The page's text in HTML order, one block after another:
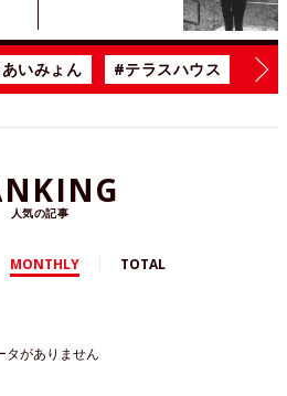
いみょん #テラスハウス #漫
人気の記事
MONTHLY TOTAL
タがありません